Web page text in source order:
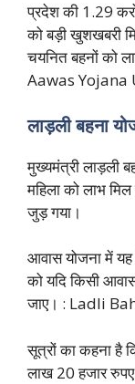
प्रदेश की 1.29
को बड़ी खुशखबरी
चयनित बहनों को
Aawas Yojana
लाड़ली बहना
मुख्यमंत्री लाड़ली
महिला को लाभ
जुड़ गया।
आवास योजना में यह
को यदि किसी
जाए। : Ladli
सूत्रों का कहना है
लाख 20 हजार